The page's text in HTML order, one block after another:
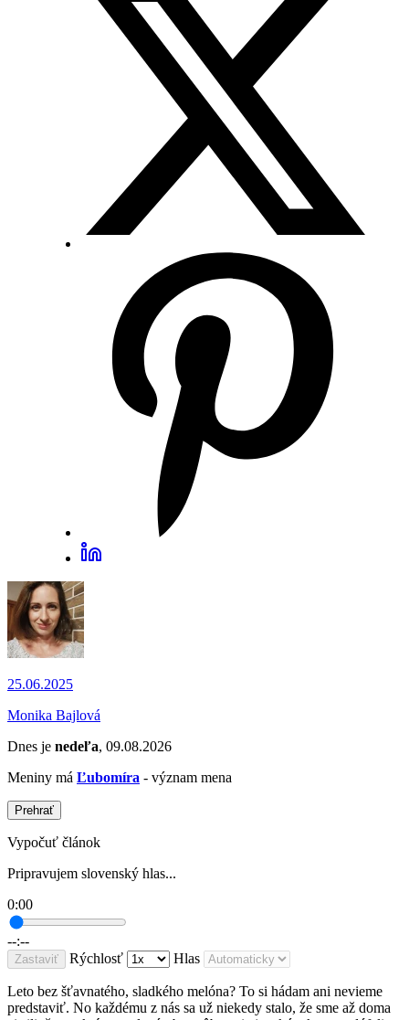
25.06.2025
Monika Bajlová
Dnes je nedeľa, 09.08.2026
Meniny má Ľubomíra - význam mena
Prehrať
Vypočuť článok
Pripravujem slovenský hlas...
0:00
--:--
Zastaviť Rýchlosť Hlas
Leto bez šťavnatého, sladkého melóna? To si hádam ani nevieme
predstaviť. No každému z nás sa už niekedy stalo, že sme až doma